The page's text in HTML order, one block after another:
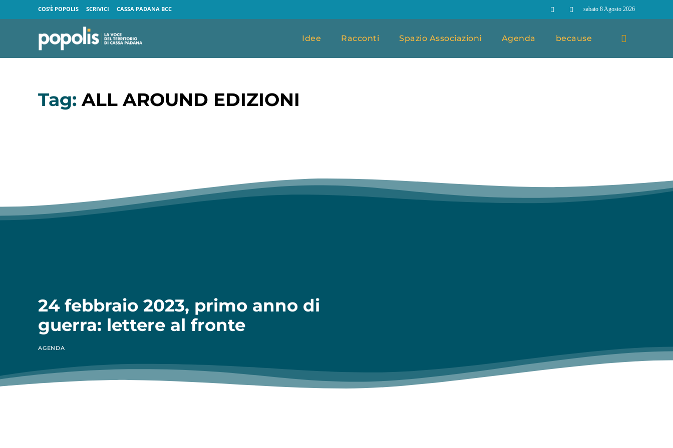
COS’È POPOLIS SCRIVICI CASSA PADANA BCC sabato 8 Agosto 2026
Idee Racconti Spazio Associazioni Agenda because
Tag:ALL AROUND EDIZIONI
24 febbraio 2023, primo anno di
guerra: lettere al fronte
AGENDA